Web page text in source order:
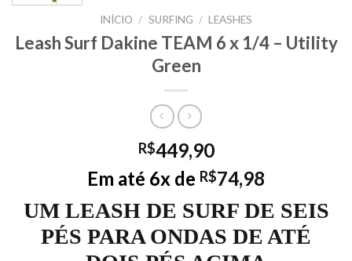
INÍCIO / SURFING / LEASHES
Leash Surf Dakine TEAM 6 x 1/4 – Utility
Green
R$449,90
Em até 6x de R$74,98
UM LEASH DE SURF DE SEIS
PÉS PARA ONDAS DE ATÉ